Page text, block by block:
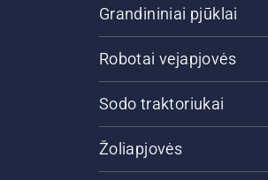
Grandininiai pjūklai
Robotai vejapjovės
Sodo traktoriukai
Žoliapjovės